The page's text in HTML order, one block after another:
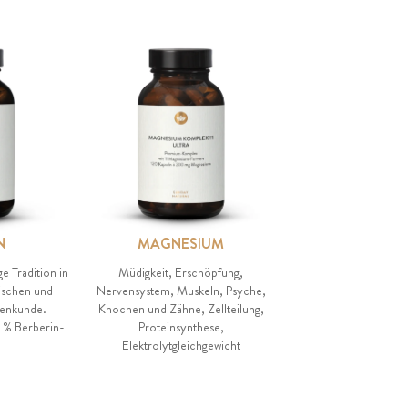
Tradition in
und
Berberin-
MAGNESIUM
Müdigkeit, Erschöpfung,
Nervensystem, Muskeln, Psyche,
Knochen und Zähne, Zellteilung,
Proteinsynthese,
Elektrolytgleichgewicht